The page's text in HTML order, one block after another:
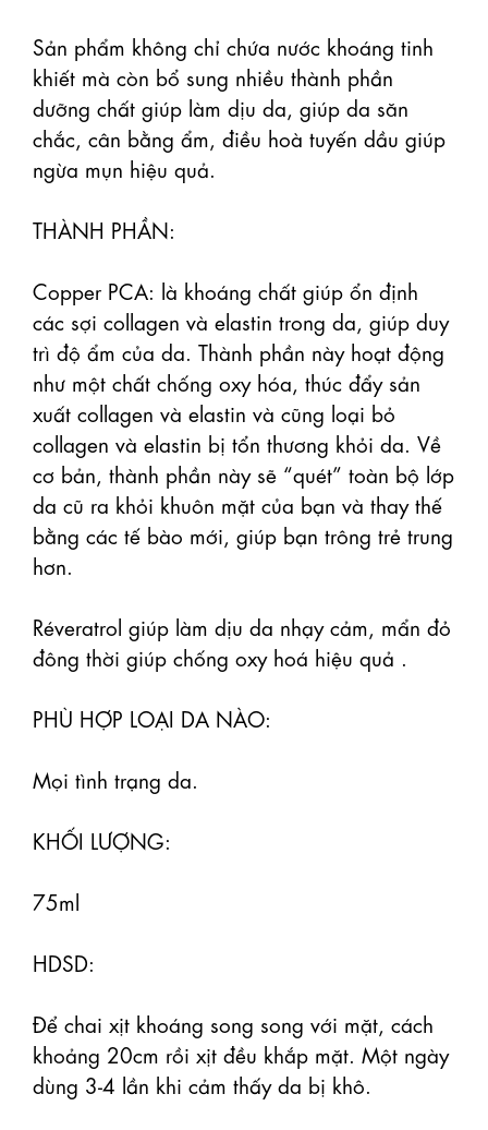
Sản phẩm không chỉ chứa nước khoáng tinh
khiết mà còn bổ sung nhiều thành phần
dưỡng chất giúp làm dịu da, giúp da săn
chắc, cân bằng ẩm, điều hoà tuyến dầu giúp
ngừa mụn hiệu quả.
THÀNH PHẦN:
Copper PCA: là khoáng chất giúp ổn định
các sợi collagen và elastin trong da, giúp duy
trì độ ẩm của da. Thành phần này hoạt động
như một chất chống oxy hóa, thúc đẩy sản
xuất collagen và elastin và cũng loại bỏ
collagen và elastin bị tổn thương khỏi da. Về
cơ bản, thành phần này sẽ “quét” toàn bộ lớp
da cũ ra khỏi khuôn mặt của bạn và thay thế
bằng các tế bào mới, giúp bạn trông trẻ trung
hơn.
Réveratrol giúp làm dịu da nhạy cảm, mẩn đỏ
đông thời giúp chống oxy hoá hiệu quả .
PHÙ HỢP LOẠI DA NÀO:
Mọi tình trạng da.
KHỐI LƯỢNG:
75ml
HDSD:
Để chai xịt khoáng song song với mặt, cách
khoảng 20cm rồi xịt đều khắp mặt. Một ngày
dùng 3-4 lần khi cảm thấy da bị khô.